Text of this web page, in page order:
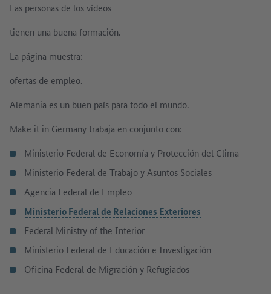
Las personas de los vídeos
tienen una buena formación.
La página muestra:
ofertas de empleo.
Alemania es un buen país para todo el mundo.
Make it in Germany trabaja en conjunto con:
Ministerio Federal de Economía y Protección del Clima
Ministerio Federal de Trabajo y Asuntos Sociales
Agencia Federal de Empleo
Ministerio Federal de Relaciones Exteriores
Federal Ministry of the Interior
Ministerio Federal de Educación e Investigación
Oficina Federal de Migración y Refugiados